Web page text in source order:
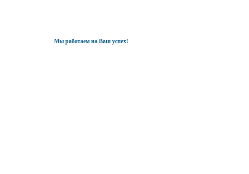
Мы работаем на Ваш успех!